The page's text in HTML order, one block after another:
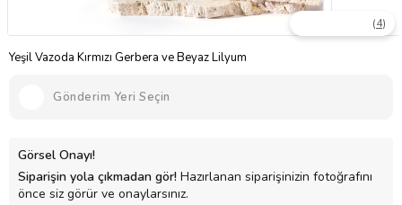
Yeşil Vazoda Kırmızı Gerbera ve Beyaz Lilyum
(4)
Gönderim Yeri Seçin
Görsel Onayı!
Siparişin yola çıkmadan gör! Hazırlanan siparişinizin fotoğrafını
önce siz görür ve onaylarsınız.